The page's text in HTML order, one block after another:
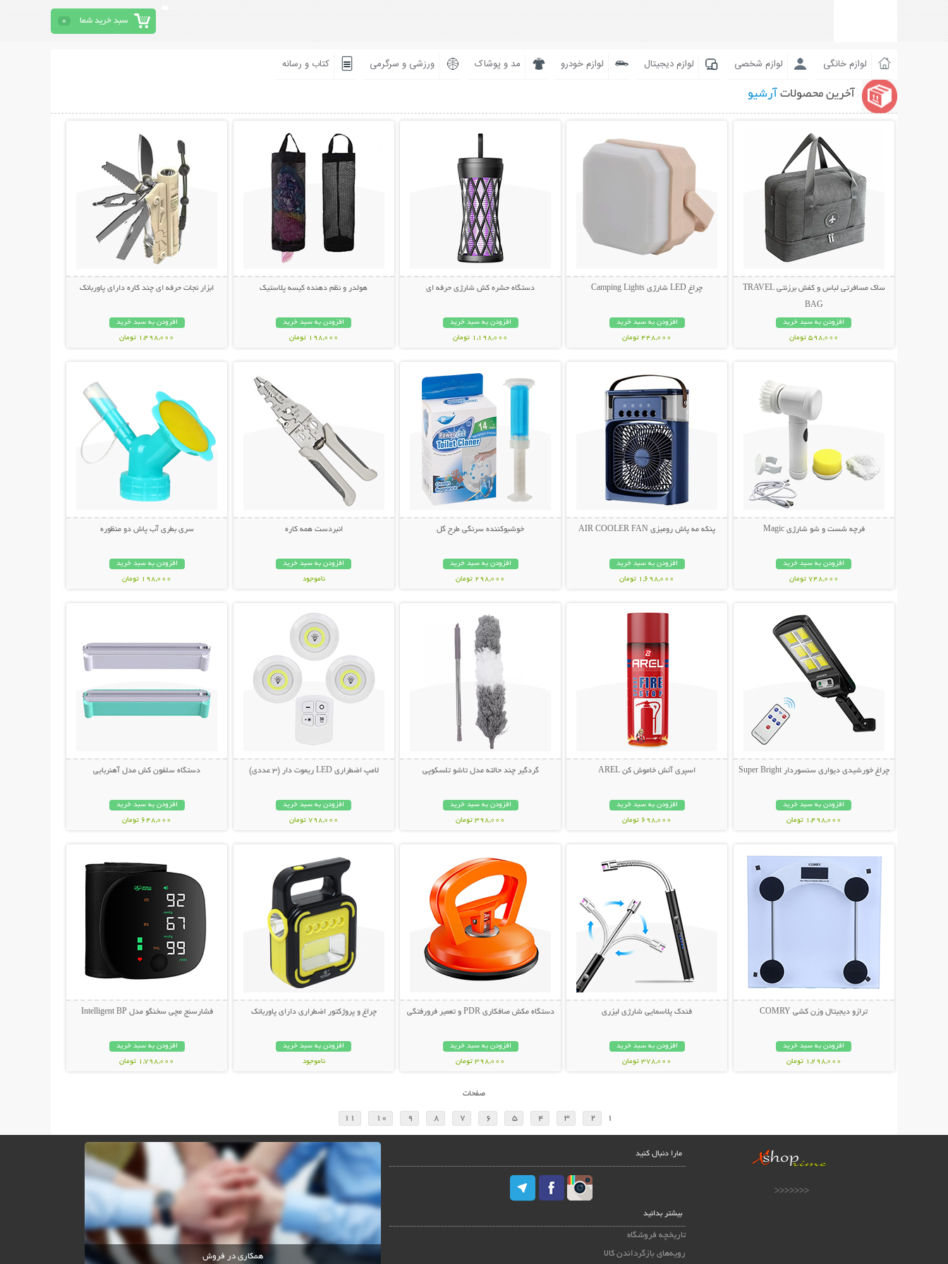
سبد خرید شما 0
لوازم خانگی لوازم شخصی لوازم دیجیتال لوازم خودرو مد و پوشاک ورزشی و سرگرمی کتاب و رسانه
آخرین محصولات آرشیو
ساک مسافرتی لباس و کفش برزنتی TRAVEL
BAG
افزودن به سبد خرید
598,000 تومان
چراغ LED شارژی Camping Lights
افزودن به سبد خرید
448,000 تومان
دستگاه حشره کش شارژی حرفه ای
افزودن به سبد خرید
1,198,000 تومان
هولدر و نظم دهنده کیسه پلاستیک
افزودن به سبد خرید
198,000 تومان
ابزار نجات حرفه ای چند کاره دارای پاوربانک
افزودن به سبد خرید
1,498,000 تومان
فرچه شست و شو شارژی Magic
افزودن به سبد خرید
748,000 تومان
پنکه مه پاش رومیزی AIR COOLER FAN
افزودن به سبد خرید
1,698,000 تومان
خوشبوکننده سرنگی طرح گل
افزودن به سبد خرید
298,000 تومان
انبردست همه کاره
افزودن به سبد خرید
ناموجود
سری بطری آب پاش دو منظوره
افزودن به سبد خرید
198,000 تومان
چراغ خورشیدی دیواری سنسوردار Super Bright
افزودن به سبد خرید
1,498,000 تومان
اسپری آتش خاموش کن AREL
افزودن به سبد خرید
698,000 تومان
گردگیر چند حالته مدل تاشو تلسکوپی
افزودن به سبد خرید
398,000 تومان
لامپ اضطراری LED ریموت دار (3 عددی)
افزودن به سبد خرید
798,000 تومان
دستگاه سلفون کش مدل آهنربایی
افزودن به سبد خرید
648,000 تومان
ترازو دیجیتال وزن کشی COMRY
افزودن به سبد خرید
1,298,000 تومان
فندک پلاسمایی شارژی لیزری
افزودن به سبد خرید
378,000 تومان
دستگاه مکش صافکاری PDR و تعمیر فرورفتگی
افزودن به سبد خرید
398,000 تومان
چراغ و پروژکتور اضطراری دارای پاوربانک
افزودن به سبد خرید
ناموجود
فشارسنج مچی سخنگو مدل Intelligent BP
افزودن به سبد خرید
1,798,000 تومان
صفحات
1
2
3
4
5
6
7
8
9
10
11
<<<<<<<
مارا دنبال کنید
بیشتر بدانید
تاریخچه فروشگاه
رویه‌های بازگرداندن کالا
همکاری در فروش